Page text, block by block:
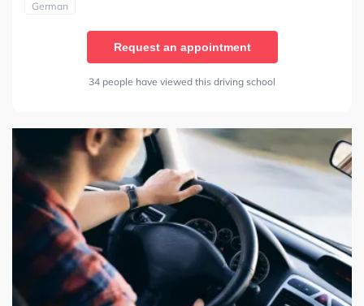
German
Request an appointment
34 people have viewed this driving school